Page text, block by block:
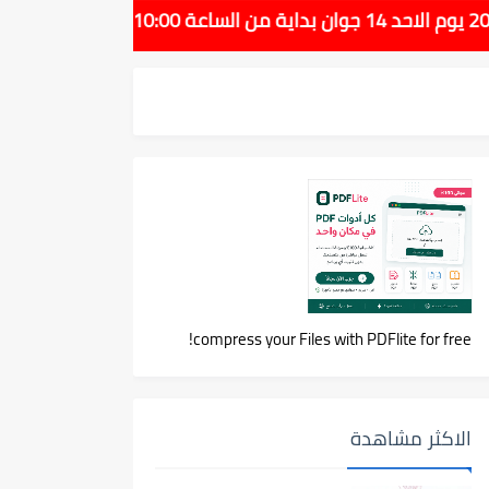
compress your Files with PDFlite for free!
الاكثر مشاهدة